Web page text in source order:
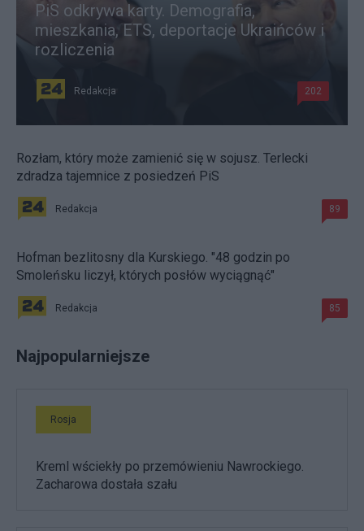
PiS odkrywa karty. Demografia,
mieszkania, ETS, deportacje Ukraińców i
rozliczenia
Redakcja 202
Rozłam, który może zamienić się w sojusz. Terlecki
zdradza tajemnice z posiedzeń PiS
Redakcja 89
Hofman bezlitosny dla Kurskiego. "48 godzin po
Smoleńsku liczył, których posłów wyciągnąć"
Redakcja 85
Najpopularniejsze
Rosja
Kreml wściekły po przemówieniu Nawrockiego.
Zacharowa dostała szału